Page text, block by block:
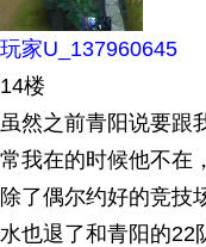
玩家U_137960645
14楼
虽然之前青阳说要跟
常我在的时候他不在
除了偶尔约好的竞技
水也退了和青阳的22